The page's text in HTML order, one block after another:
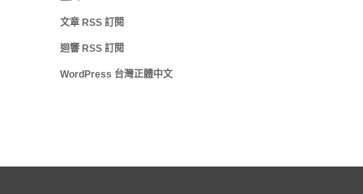
文章 RSS 訂閱
迴響 RSS 訂閱
WordPress 台灣正體中文